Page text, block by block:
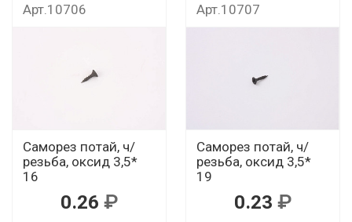
Арт.10706
Саморез потай, ч/
резьба, оксид 3,5*
16
0.26
Арт.10707
Саморез потай, ч/
резьба, оксид 3,5*
19
0.23